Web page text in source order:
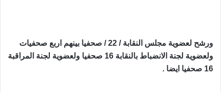
ورشح لعضوية مجلس النقابة / 22 / صحفيا بينهم اربع صحفيات
ولعضوية لجنة الانضباط بالنقابة 16 صحفيا ولعضوية لجنة المراقبة
16 صحفيا ايضا .